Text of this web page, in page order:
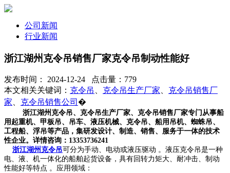
公司新闻
行业新闻
浙江湖州克令吊销售厂家克令吊制动性能好
发布时间： 2024-12-24 点击量：779
本文相关关键词： 克令吊 、 克令吊生产厂家、 克令吊销售厂
家、 克令吊销售公司 �
浙江湖州克令吊、克令吊生产厂家、克令吊销售厂家专门从事船
用起重机、甲板吊、吊车、液压机械、克令吊、船用吊机、蜘蛛吊、
工程船、浮吊等产品，集研发设计、制造、销售、服务于一体的技术
性企业。详情咨询：13353736241
浙江湖州克令吊可分为手动、电动或液压驱动 。液压克令吊是一种
电、液、机一体化的船舶起货设备，具有回转力矩大、耐冲击、制动
性能好等特点 。应用领域：